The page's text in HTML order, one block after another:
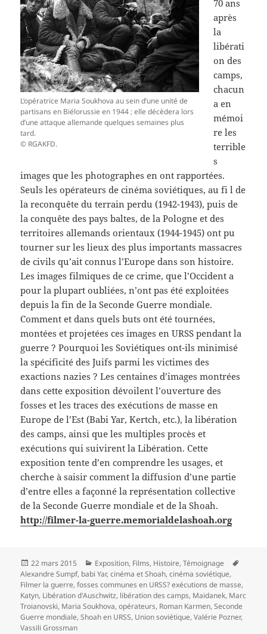
L’opératrice Maria Soukhova au sein d’une unité de
partisans en Biélorussie en 1944 ; elle décèdera lors
d’une attaque allemande quelques semaines plus
tard.
© RGAKFD.
70 ans
après
la
libérati
on des
camps,
chacun
a en
mémoi
re les
terrible
s
images que les photographes en ont rapportées.
Seuls les opérateurs de cinéma soviétiques, au fi l de
la reconquête du terrain perdu (1942-1943), puis de
la conquête des pays baltes, de la Pologne et des
territoires allemands orientaux (1944-1945) ont pu
tourner sur les lieux des plus importants massacres
de civils qu’ait connus l’Europe dans son histoire.
Les images filmiques de ce crime, que l’Occident a
pour la plupart oubliées, n’ont pas été exploitées
depuis la fin de la Seconde Guerre mondiale.
Comment et dans quels buts ont été tournées,
montées et projetées ces images en URSS pendant la
guerre ? Pourquoi les Soviétiques ont-ils minimisé
la spécificité des Juifs parmi les victimes des
exactions nazies ? Les centaines d’images montrées
dans cette exposition dévoilent l’ouverture des
fosses et les traces des exécutions de masse en
Europe de l’Est (Babi Yar, Kertch, etc.), la libération
des camps, ainsi que les multiples procès et
exécutions qui suivirent la Libération. Cette
exposition tente d’en comprendre les usages, et
cherche à saisir comment la diffusion d’une partie
d’entre elles a façonné la représentation collective
de la Seconde Guerre mondiale et de la Shoah.
http://filmer-la-guerre.memorialdelashoah.org
Publié
le
22 mars 2015 Catégories
Exposition, Films, Histoire,Témoignage
Alexandre Sumpf, babi Yar,cinéma et Shoah,cinéma soviétique,
Filmer la guerre,fosses communes en URSS? exécutions de masse,
Katyn, Libération d'Auschwitz, libération des camps, Maidanek, Marc
Troianovski, Maria Soukhova,opérateurs, Roman Karmen,Seconde
Guerre mondiale,Shoah en URSS, Union soviétique,Valérie Pozner,
Vassili Grossman